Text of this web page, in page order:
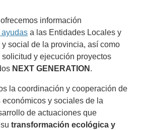
información
a las Entidades Locales y
social de la provincia, así como
y ejecución proyectos
NEXT GENERATION .
la coordinación y cooperación de
económicos y sociales de la
de actuaciones que
sutransformación ecológica y